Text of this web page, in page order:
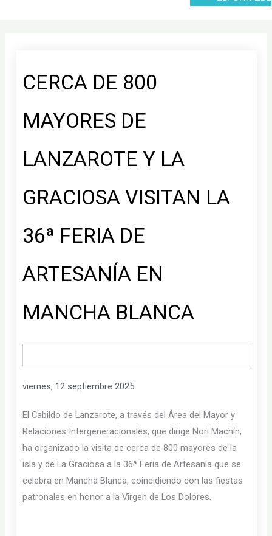
CERCA DE 800
MAYORES DE
LANZAROTE Y LA
GRACIOSA VISITAN LA
36ª FERIA DE
ARTESANÍA EN
MANCHA BLANCA
viernes, 12 septiembre 2025
El Cabildo de Lanzarote, a través del Área del Mayor y
Relaciones Intergeneracionales, que dirige Nori Machín,
ha organizado la visita de cerca de 800 mayores de la
isla y de La Graciosa a la 36ª Feria de Artesanía que se
celebra en Mancha Blanca, coincidiendo con las fiestas
patronales en honor a la Virgen de Los Dolores.